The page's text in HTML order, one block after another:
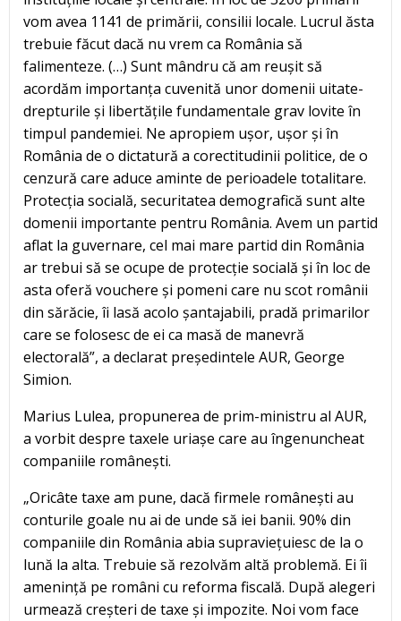
vom avea 1141 de primării, consilii locale. Lucrul ăsta
trebuie făcut dacă nu vrem ca România să
falimenteze. (…) Sunt mândru că am reușit să
acordăm importanța cuvenită unor domenii uitate-
drepturile și libertățile fundamentale grav lovite în
timpul pandemiei. Ne apropiem ușor, ușor și în
România de o dictatură a corectitudinii politice, de o
cenzură care aduce aminte de perioadele totalitare.
Protecția socială, securitatea demografică sunt alte
domenii importante pentru România. Avem un partid
aflat la guvernare, cel mai mare partid din România
ar trebui să se ocupe de protecție socială și în loc de
asta oferă vouchere și pomeni care nu scot românii
din sărăcie, îi lasă acolo șantajabili, pradă primarilor
care se folosesc de ei ca masă de manevră
electorală”, a declarat președintele AUR, George
Simion.
Marius Lulea, propunerea de prim-ministru al AUR,
a vorbit despre taxele uriașe care au îngenuncheat
companiile românești.
„Oricâte taxe am pune, dacă firmele românești au
conturile goale nu ai de unde să iei banii. 90% din
companiile din România abia supraviețuiesc de la o
lună la alta. Trebuie să rezolvăm altă problemă. Ei îi
amenință pe români cu reforma fiscală. După alegeri
urmează creșteri de taxe și impozite. Noi vom face